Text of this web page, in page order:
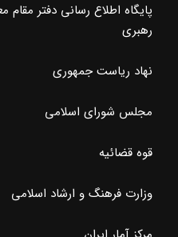
پایگاه اطلاع رسانی دفتر مقام
رهبری
نهاد ریاست جمهوری
مجلس شورای اسلامی
قوه قضائیه
وزارت فرهنگ و ارشاد اسلامی